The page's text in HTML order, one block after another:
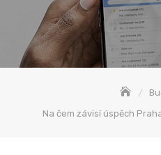
Na čem závisí úspěch